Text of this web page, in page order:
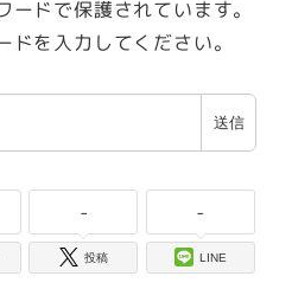
ドで保護されています。
を入力してください。
-
投稿
-
LINE